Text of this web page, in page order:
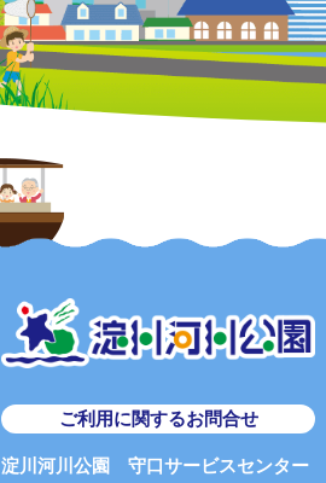
ご利用に関するお問合せ
淀川河川公園 守口サービスセンター